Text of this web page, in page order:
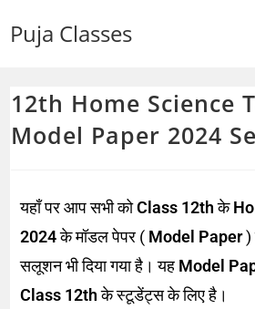
Puja Classes
12th Home Science
Model Paper 2024
यहाँ पर आप सभी कोClass 12thके
2024के मॉडल पेपर ( Model Paper)
सलूशन भी दिया गया है। यह Model
Class 12thके स्टूडेंट्स के लिए है।